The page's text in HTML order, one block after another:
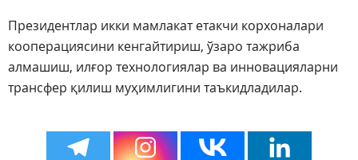
Президентлар икки мамлакат етакчи корхоналари
кооперациясини кенгайтириш, ўзаро тажриба
алмашиш, илғор технологиялар ва инновацияларни
трансфер қилиш муҳимлигини таъкидладилар.